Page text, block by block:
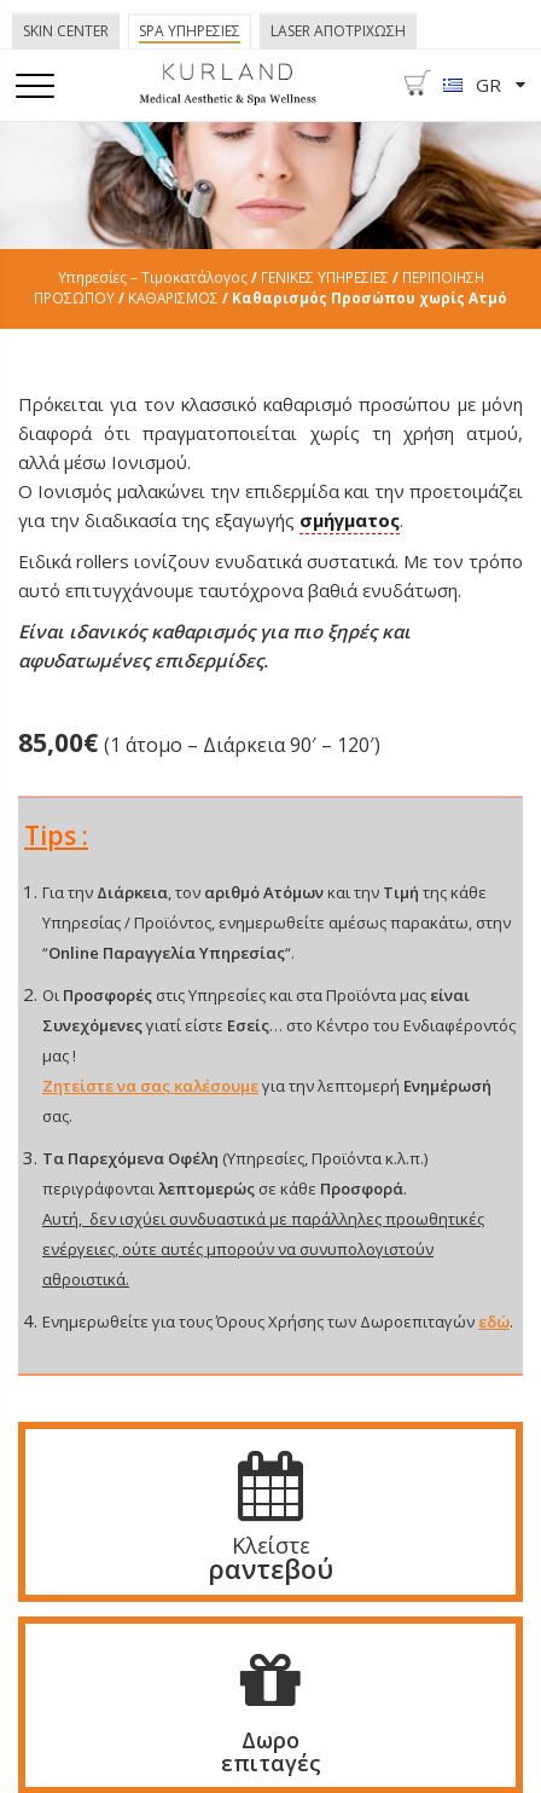
GR
SKIN CENTER SPA ΥΠΗΡΕΣΙΕΣ LASER ΑΠΟΤΡΙΧΩΣΗ
Υπηρεσίες – Τιμοκατάλογος/ ΓΕΝΙΚΕΣ ΥΠΗΡΕΣΙΕΣ / ΠΕΡΙΠΟΙΗΣΗ
ΠΡΟΣΩΠΟΥ/ ΚΑΘΑΡΙΣΜΟΣ / Καθαρισμός Προσώπου χωρίς Ατμό
Πρόκειται για τον κλασσικό καθαρισμό προσώπου με μόνη
διαφορά ότι πραγματοποιείται χωρίς τη χρήση ατμού,
αλλά μέσω Ιονισμού.
Ο Ιονισμός μαλακώνει την επιδερμίδα και την προετοιμάζει
για την διαδικασία της εξαγωγής σμήγματος.
Ειδικά rollers ιονίζουν ενυδατικά συστατικά. Με τον τρόπο
αυτό επιτυγχάνουμε ταυτόχρονα βαθιά ενυδάτωση.
Είναι ιδανικός καθαρισμός για πιο ξηρές και
αφυδατωμένες επιδερμίδες.
85,00€ (1 άτομο – Διάρκεια 90′ – 120′)
Tips :
Για την Διάρκεια, τον αριθμό Ατόμων και την Τιμή της κάθε
Υπηρεσίας / Προϊόντος, ενημερωθείτε αμέσως παρακάτω, στην
“Online Παραγγελία Υπηρεσίας“.
Οι Προσφορές στις Υπηρεσίες και στα Προϊόντα μας είναι
Συνεχόμενεςγιατί είστε Εσείς… στο Κέντρο του Ενδιαφέροντός
μας !
Ζητείστε να σας καλέσουμεγια την λεπτομερή Ενημέρωσή
σας.
Τα Παρεχόμενα Οφέλη (Υπηρεσίες, Προϊόντα κ.λ.π.)
περιγράφονταιλεπτομερώς σε κάθε Προσφορά.
Αυτή, δεν ισχύει συνδυαστικά με παράλληλες προωθητικές
ενέργειες, ούτε αυτές μπορούν να συνυπολογιστούν
αθροιστικά.
Ενημερωθείτε για τους Όρους Χρήσης των Δωροεπιταγών εδώ.
Κλείστε
ραντεβού
Δωρο
επιταγές